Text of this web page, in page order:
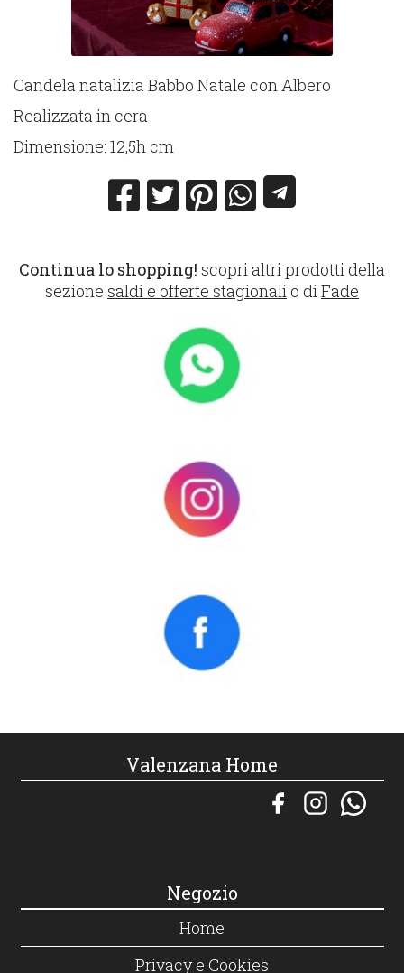
Candela natalizia Babbo Natale con Albero
Realizzata in cera
Dimensione: 12,5h cm
Continua lo shopping! scopri altri prodotti della
sezione saldi e offerte stagionali o di Fade
Valenzana Home
Negozio
Home
Privacy e Cookies